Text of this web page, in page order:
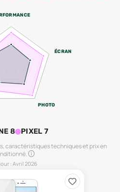
ÉCRAN
PHOTO
8 PIXEL 7
caractéristiques techniques et prix en
: Avril 2026